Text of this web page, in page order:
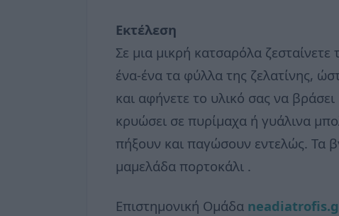
Εκτέλεση
Σε μια μικρή κατσαρόλα ζεσταίνετε
ένα-ένα τα φύλλα της ζελατίνης,
και αφήνετε το υλικό σας να
κρυώσει σε πυρίμαχα ή γυάλινα
πήξουν και παγώσουν εντελώς. Τα
μαμελάδα πορτοκάλι .
Επιστημονική Ομάδα